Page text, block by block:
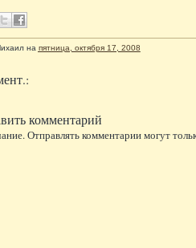
на пятница, октября 17, 2008
комментарий
Отправлять комментарии могут